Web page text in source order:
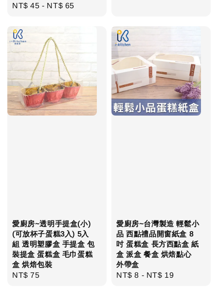
Regular
NT$ 45 - NT$ 65
愛廚房~透明手提盒(小)
(可放杯子蛋糕3入) 5入
組 透明塑膠盒 手提盒 包
裝提盒 蛋糕盒 毛巾蛋糕
盒 烘焙包裝
Regular
NT$ 75
愛廚房~台灣製造 輕鬆小
品 西點禮品開窗紙盒 8
吋 蛋糕盒 長方西點盒 紙
盒 派盒 餐盒 烘焙點心
外帶盒
Regular
NT$ 8 - NT$ 19